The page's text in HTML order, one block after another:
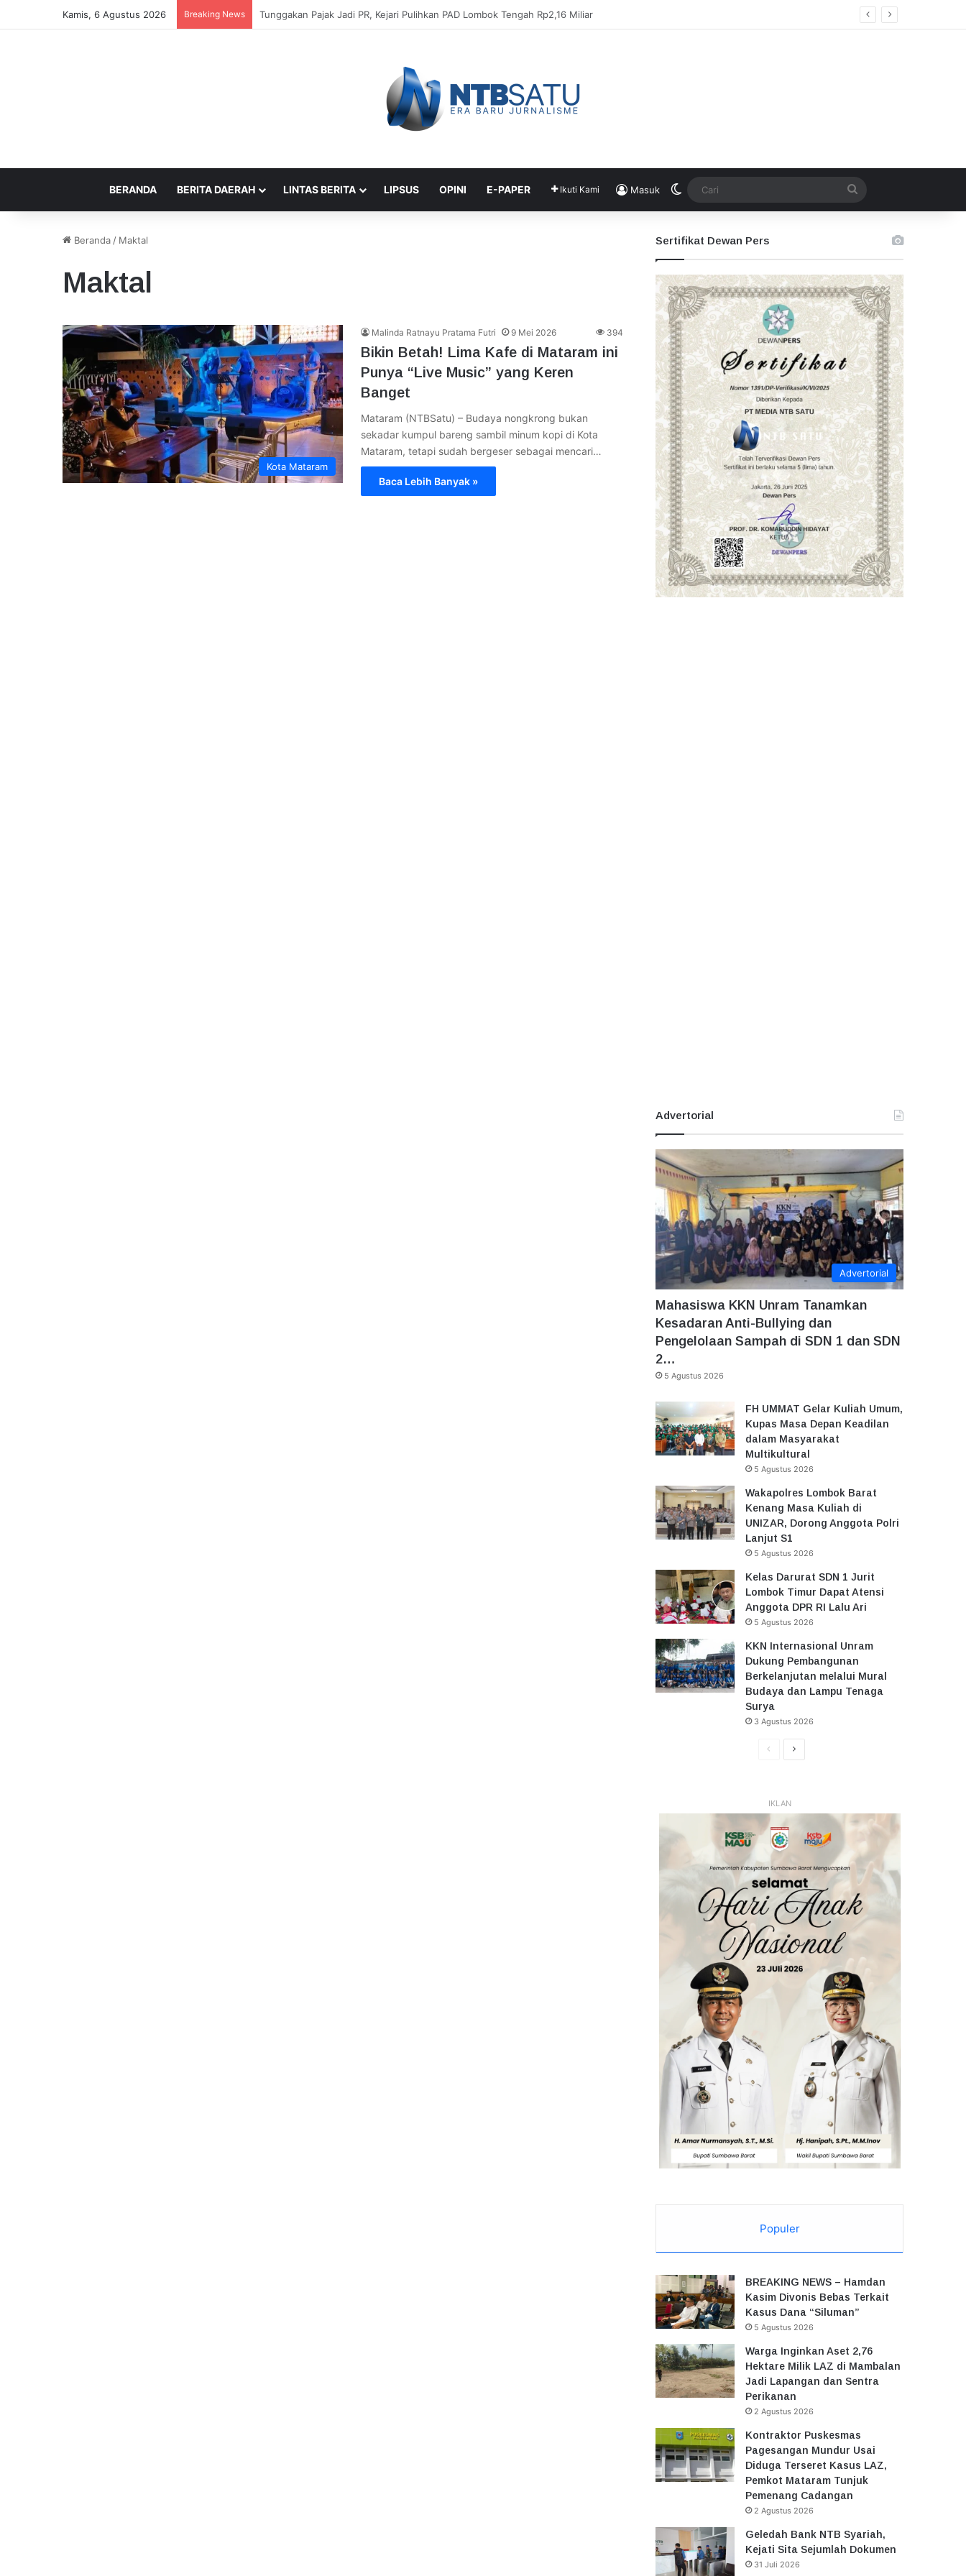
Kamis, 6 Agustus 2026 Breaking News Soroti Pertimbangan Hakim, Jaksa Telaah Putusan Bebas Terdakwa Kasus Dana “Siluman”
BERANDA BERITA DAERAH LINTAS BERITA LIPSUS OPINI E-PAPER Ikuti Kami Masuk Switch skin
Beranda / Maktal
Maktal
Kota Mataram
Malinda Ratnayu Pratama Futri 9 Mei 2026 394
Bikin Betah! Lima Kafe di Mataram ini
Punya “Live Music” yang Keren
Banget
Mataram (NTBSatu) – Budaya nongkrong bukan
sekadar kumpul bareng sambil minum kopi di Kota
Mataram, tetapi sudah bergeser sebagai mencari…
Baca Lebih Banyak »
Sertifikat Dewan Pers
Advertorial
Advertorial
Mahasiswa KKN Unram Tanamkan
Kesadaran Anti-Bullying dan
Pengelolaan Sampah di SDN 1 dan SDN
2…
5 Agustus 2026
FH UMMAT Gelar Kuliah Umum,
Kupas Masa Depan Keadilan
dalam Masyarakat
Multikultural
5 Agustus 2026
Wakapolres Lombok Barat
Kenang Masa Kuliah di
UNIZAR, Dorong Anggota Polri
Lanjut S1
5 Agustus 2026
Kelas Darurat SDN 1 Jurit
Lombok Timur Dapat Atensi
Anggota DPR RI Lalu Ari
5 Agustus 2026
KKN Internasional Unram
Dukung Pembangunan
Berkelanjutan melalui Mural
Budaya dan Lampu Tenaga
Surya
3 Agustus 2026
HalamanHalaman
IKLAN
Populer
BREAKING NEWS – Hamdan
Kasim Divonis Bebas Terkait
Kasus Dana “Siluman”
5 Agustus 2026
Warga Inginkan Aset 2,76
Hektare Milik LAZ di Mambalan
Jadi Lapangan dan Sentra
Perikanan
2 Agustus 2026
Kontraktor Puskesmas
Pagesangan Mundur Usai
Diduga Terseret Kasus LAZ,
Pemkot Mataram Tunjuk
Pemenang Cadangan
2 Agustus 2026
Geledah Bank NTB Syariah,
Kejati Sita Sejumlah Dokumen
31 Juli 2026